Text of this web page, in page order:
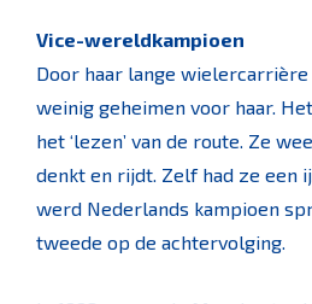
Vice-wereldkampioen
Door haar lange wielercarrière
weinig geheimen voor haar.
het ‘lezen’ van de route. Ze
denkt en rijdt. Zelf had ze een
werd Nederlands kampioen
tweede op de achtervolging.